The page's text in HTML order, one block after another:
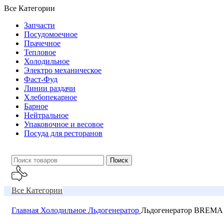
Все Категории
Запчасти
Посудомоечное
Прачечное
Тепловое
Холодильное
Электро механическое
Фаст-Фуд
Линии раздачи
Хлебопекарное
Барное
Нейтральное
Упаковочное и весовое
Посуда для ресторанов
Поиск
Все Категории
О Компании
Контакты
Главная Холодильное Льдогенератор Льдогенератор